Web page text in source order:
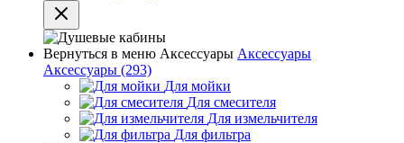
Вернуться в меню Аксессуары Аксессуары
Аксессуары (293)
Для мойки
Для смесителя
Для измельчителя
Для фильтра